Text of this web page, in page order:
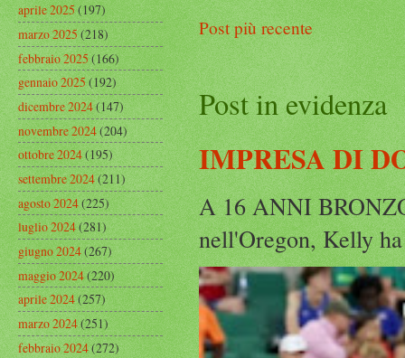
Post più recente
Post in evidenza
IMPRESA DI
A 16 ANNI
nell'Oregon, Kelly
aprile 2025(197)
marzo 2025(218)
febbraio 2025(166)
gennaio 2025(192)
dicembre 2024(147)
novembre 2024(204)
ottobre 2024(195)
settembre 2024(211)
agosto 2024(225)
luglio 2024(281)
giugno 2024(267)
maggio 2024(220)
aprile 2024(257)
marzo 2024(251)
febbraio 2024(272)